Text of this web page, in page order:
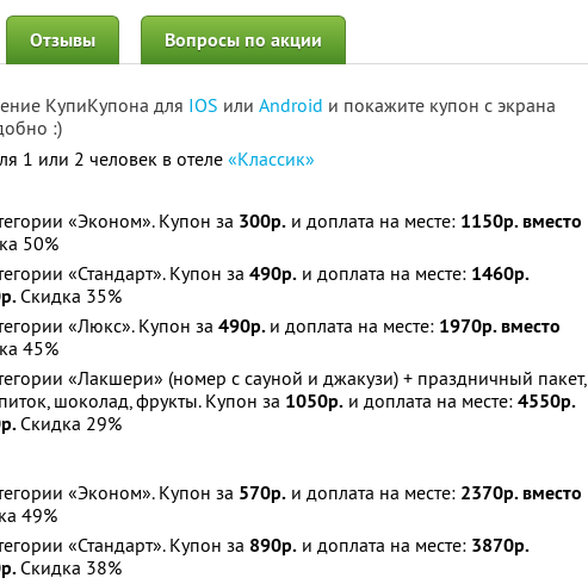
Отзывы Вопросы по акции
КупиКупона для IOS или Android и покажите купон с экрана
:)
1 или 2 человек в отеле «Классик»
«Эконом». Купон за 300р. и доплата на месте: 1150р. вместо
50%
«Стандарт». Купон за 490р. и доплата на месте: 1460р.
Скидка 35%
«Люкс». Купон за 490р. и доплата на месте: 1970р. вместо
45%
«Лакшери» (номер с сауной и джакузи) + праздничный пакет,
шоколад, фрукты. Купон за 1050р. и доплата на месте: 4550р.
Скидка 29%
«Эконом». Купон за 570р. и доплата на месте: 2370р. вместо
49%
«Стандарт». Купон за 890р. и доплата на месте: 3870р.
Скидка 38%